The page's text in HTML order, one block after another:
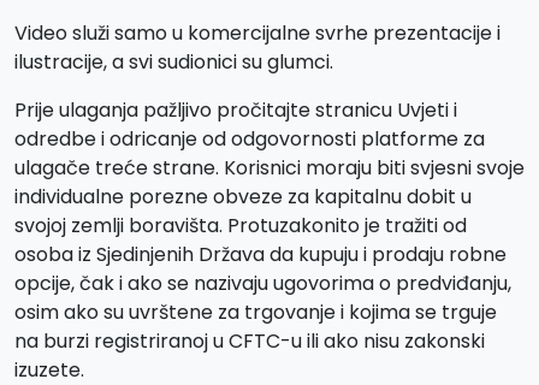
Video služi samo u komercijalne svrhe prezentacije i
ilustracije, a svi sudionici su glumci.
Prije ulaganja pažljivo pročitajte stranicu Uvjeti i
odredbe i odricanje od odgovornosti platforme za
ulagače treće strane. Korisnici moraju biti svjesni svoje
individualne porezne obveze za kapitalnu dobit u
svojoj zemlji boravišta. Protuzakonito je tražiti od
osoba iz Sjedinjenih Država da kupuju i prodaju robne
opcije, čak i ako se nazivaju ugovorima o predviđanju,
osim ako su uvrštene za trgovanje i kojima se trguje
na burzi registriranoj u CFTC-u ili ako nisu zakonski
izuzete.